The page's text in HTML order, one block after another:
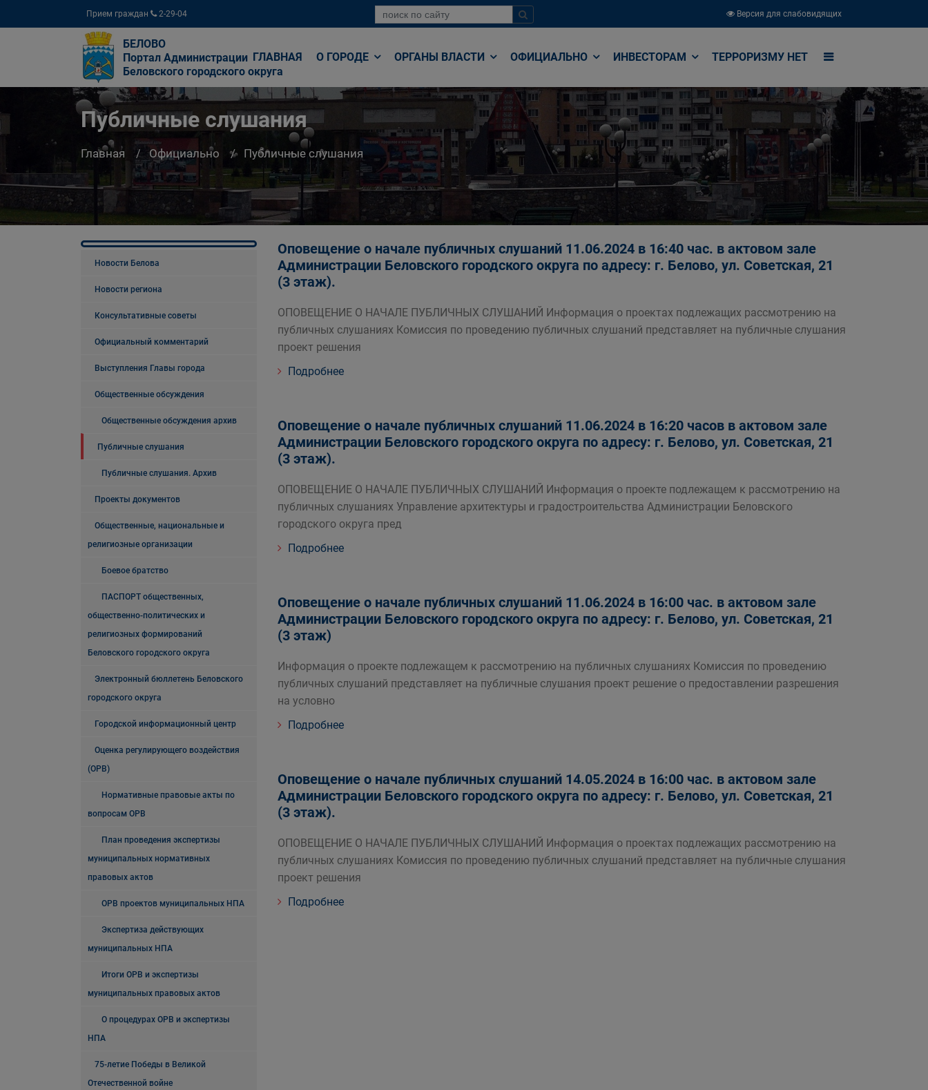
Прием граждан 2-29-04 Версия для слабовидящих
БЕЛОВО
Портал Администрации
Беловского городского округа
ГЛАВНАЯ О ГОРОДЕ ОРГАНЫ ВЛАСТИ ОФИЦИАЛЬНО ИНВЕСТОРАМ ТЕРРОРИЗМУ НЕТ
Публичные слушания
Главная Официально Публичные слушания
Новости Белова
Новости региона
Консультативные советы
Официальный комментарий
Выступления Главы города
Общественные обсуждения
Общественные обсуждения архив
Публичные слушания
Публичные слушания. Архив
Проекты документов
Общественные, национальные и
религиозные организации
Боевое братство
ПАСПОРТ общественных,
общественно-политических и
религиозных формирований
Беловского городского округа
Электронный бюллетень Беловского
городского округа
Городской информационный центр
Оценка регулирующего воздействия
(ОРВ)
Нормативные правовые акты по
вопросам ОРВ
План проведения экспертизы
муниципальных нормативных
правовых актов
ОРВ проектов муниципальных НПА
Экспертиза действующих
муниципальных НПА
Итоги ОРВ и экспертизы
муниципальных правовых актов
О процедурах ОРВ и экспертизы
НПА
75-летие Победы в Великой
Отечественной войне
Оповещение о начале публичных слушаний 11.06.2024 в 16:40 час. в актовом зале
Администрации Беловского городского округа по адресу: г. Белово, ул. Советская, 21
(3 этаж).
ОПОВЕЩЕНИЕ О НАЧАЛЕ ПУБЛИЧНЫХ СЛУШАНИЙ Информация о проектах подлежащих рассмотрению на
публичных слушаниях Комиссия по проведению публичных слушаний представляет на публичные слушания
проект решения
Подробнее
Оповещение о начале публичных слушаний 11.06.2024 в 16:20 часов в актовом зале
Администрации Беловского городского округа по адресу: г. Белово, ул. Советская, 21
(3 этаж).
ОПОВЕЩЕНИЕ О НАЧАЛЕ ПУБЛИЧНЫХ СЛУШАНИЙ Информация о проекте подлежащем к рассмотрению на
публичных слушаниях Управление архитектуры и градостроительства Администрации Беловского
городского округа пред
Подробнее
Оповещение о начале публичных слушаний 11.06.2024 в 16:00 час. в актовом зале
Администрации Беловского городского округа по адресу: г. Белово, ул. Советская, 21
(3 этаж)
Информация о проекте подлежащем к рассмотрению на публичных слушаниях Комиссия по проведению
публичных слушаний представляет на публичные слушания проект решение о предоставлении разрешения
на условно
Подробнее
Оповещение о начале публичных слушаний 14.05.2024 в 16:00 час. в актовом зале
Администрации Беловского городского округа по адресу: г. Белово, ул. Советская, 21
(3 этаж).
ОПОВЕЩЕНИЕ О НАЧАЛЕ ПУБЛИЧНЫХ СЛУШАНИЙ Информация о проектах подлежащих рассмотрению на
публичных слушаниях Комиссия по проведению публичных слушаний представляет на публичные слушания
проект решения
Подробнее